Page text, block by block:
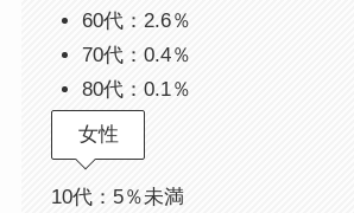
60代：2.6％
70代：0.4％
80代：0.1％
女性
10代：5％未満